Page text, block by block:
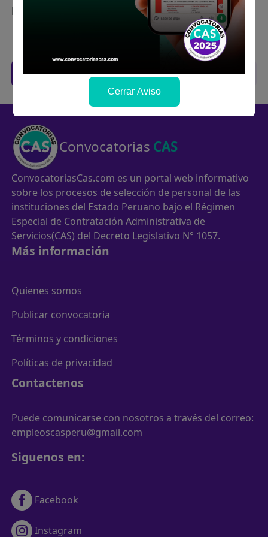
postulaste.
Trabajos CAS de anteriores concursos
Convocatorias CAS
ConvocatoriasCas.com es un portal web informativo
sobre los procesos de selección de personal de las
instituciones del Estado Peruano bajo el Régimen
Especial de Contratación Administrativa de
Servicios(CAS) del Decreto Legislativo N° 1057.
Más información
Quienes somos
Publicar convocatoria
Términos y condiciones
Políticas de privacidad
Contactenos
Puede comunicarse con nosotros a través del correo:
empleoscasperu@gmail.com
Siguenos en:
Facebook
Instagram
Cerrar Aviso